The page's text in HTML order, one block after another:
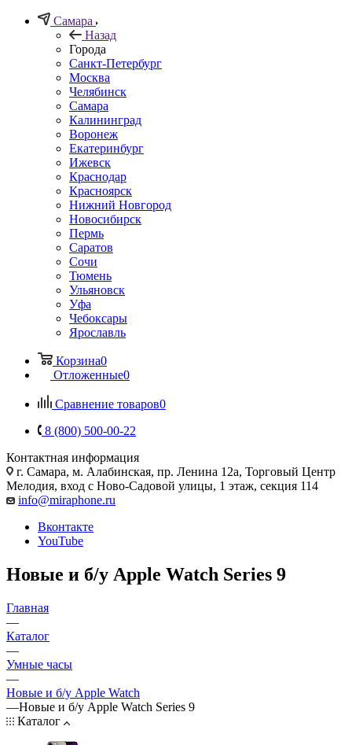
Самара
Назад
Города
Санкт-Петербург
Москва
Челябинск
Самара
Калининград
Воронеж
Екатеринбург
Ижевск
Краснодар
Красноярск
Нижний Новгород
Новосибирск
Пермь
Саратов
Сочи
Тюмень
Ульяновск
Уфа
Чебоксары
Ярославль
Корзина0
Отложенные0
Сравнение товаров0
8 (800) 500-00-22
Контактная информация
г. Самара, м. Алабинская, пр. Ленина 12а, Торговый Центр
Мелодия, вход с Ново-Садовой улицы, 1 этаж, секция 114
info@miraphone.ru
Вконтакте
YouTube
Новые и б/у Apple Watch Series 9
Главная
—
Каталог
—
Умные часы
—
Новые и б/у Apple Watch
—Новые и б/у Apple Watch Series 9
Каталог